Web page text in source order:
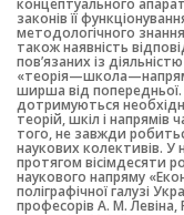
концептуального
законів її
методологічного
також наявність
пов’язаних із
ширша від
дотримуються
теорій, шкіл і
того, не завжди
наукових колективів.
протягом вісімдесяти
наукового напряму
поліграфічної галузі
професорів А. М.